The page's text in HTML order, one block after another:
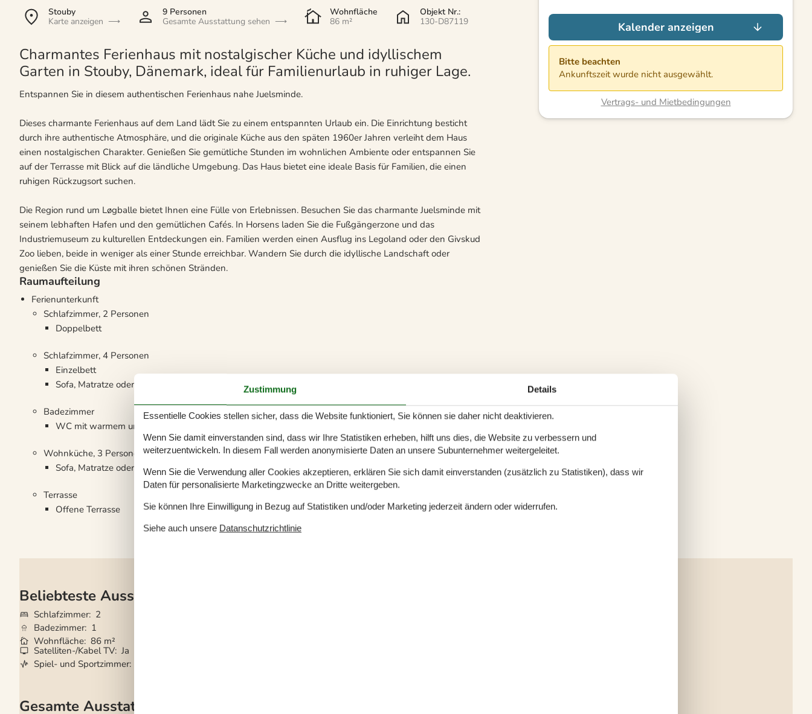
Stouby
Karte anzeigen
9 Personen
Gesamte Ausstattung sehen
Wohnfläche
86 m²
Objekt Nr.:
130-D87119
Charmantes Ferienhaus mit nostalgischer Küche und idyllischem
Garten in Stouby, Dänemark, ideal für Familienurlaub in ruhiger Lage.
Entspannen Sie in diesem authentischen Ferienhaus nahe Juelsminde.
Dieses charmante Ferienhaus auf dem Land lädt Sie zu einem entspannten Urlaub ein. Die Einrichtung besticht
durch ihre authentische Atmosphäre, und die originale Küche aus den späten 1960er Jahren verleiht dem Haus
einen nostalgischen Charakter. Genießen Sie gemütliche Stunden im wohnlichen Ambiente oder entspannen Sie
auf der Terrasse mit Blick auf die ländliche Umgebung. Das Haus bietet eine ideale Basis für Familien, die einen
ruhigen Rückzugsort suchen.
Die Region rund um Løgballe bietet Ihnen eine Fülle von Erlebnissen. Besuchen Sie das charmante Juelsminde mit
seinem lebhaften Hafen und den gemütlichen Cafés. In Horsens laden Sie die Fußgängerzone und das
Industriemuseum zu kulturellen Entdeckungen ein. Familien werden einen Ausflug ins Legoland oder den Givskud
Zoo lieben, beide in weniger als einer Stunde erreichbar. Wandern Sie durch die idyllische Landschaft oder
genießen Sie die Küste mit ihren schönen Stränden.
Raumaufteilung
Ferienunterkunft
Schlafzimmer, 2 Personen
Doppelbett
Schlafzimmer, 4 Personen
Einzelbett
Sofa, Matratze oder Ähnliches
Badezimmer
WC mit warmem und kaltem Wasser, Dusche und Badewanne
Wohnküche, 3 Personen
Sofa, Matratze oder Ähnliches
Terrasse
Offene Terrasse
Beliebteste Ausstattungen
Schlafzimmer 2
Badezimmer 1
Wohnfläche 86 m²
Satelliten-/Kabel TV Ja
Spiel- und Sportzimmer
Gesamte Ausstattung
Kalender anzeigen
Bitte beachten
Ankunftszeit wurde nicht ausgewählt.
Vertrags- und Mietbedingungen
Zustimmung Details
Essentielle Cookies stellen sicher, dass die Website funktioniert, Sie können sie daher nicht deaktivieren.
Wenn Sie damit einverstanden sind, dass wir Ihre Statistiken erheben, hilft uns dies, die Website zu verbessern und
weiterzuentwickeln. In diesem Fall werden anonymisierte Daten an unsere Subunternehmer weitergeleitet.
Wenn Sie die Verwendung aller Cookies akzeptieren, erklären Sie sich damit einverstanden (zusätzlich zu Statistiken), dass wir
Daten für personalisierte Marketingzwecke an Dritte weitergeben.
Sie können Ihre Einwilligung in Bezug auf Statistiken und/oder Marketing jederzeit ändern oder widerrufen.
Siehe auch unsere Datanschutzrichtlinie